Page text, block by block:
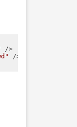
/>
/>